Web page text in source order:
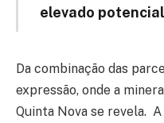
elevado
Da combinação das
expressão, onde a
Quinta Nova se revela.